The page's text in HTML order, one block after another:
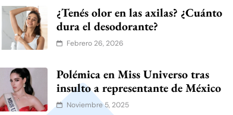
¿Tenés olor en las axilas? ¿Cuánto
dura el desodorante?
Febrero 26, 2026
Polémica en Miss Universo tras
insulto a representante de México
Noviembre 5, 2025